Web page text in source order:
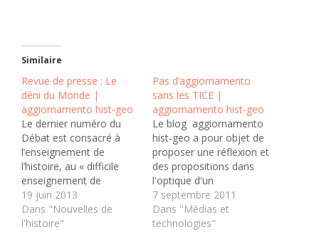
Similaire
Revue de presse : Le
déni du Monde |
aggiornamento hist-geo
Le dernier numéro du
Débat est consacré à
l’enseignement de
l’histoire, au « difficile
enseignement de
l’histoire ». Car telle est la
question/affirmation
posée par Pierre Nora à
19 juin 2013
Dans "Nouvelles de
l'histoire"
Pas d’aggiornamento
sans les TICE |
aggiornamento hist-geo
Le blog aggiornamento
hist-geo a pour objet de
proposer une réflexion et
des propositions dans
l'optique d'un
renouvellement en
France de
l'enseignement de
7 septembre 2011
Dans "Médias et
technologies"